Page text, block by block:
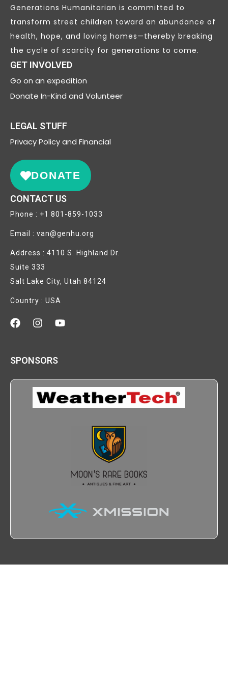
Generations Humanitarian is committed to
transform street children toward an abundance of
health, hope, and loving homes—thereby breaking
the cycle of scarcity for generations to come.
GET INVOLVED
Go on an expedition
Donate In-Kind and Volunteer
LEGAL STUFF
PrivacyPolicy and Financial
DONATE
CONTACT US
Phone : +1 801-859-1033
Email : van@genhu.org
Address : 4110 S. Highland Dr.
Suite 333
Salt Lake City, Utah 84124
Country : USA
SPONSORS